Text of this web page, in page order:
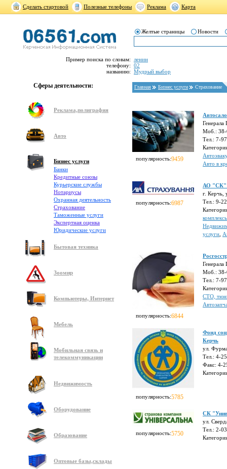
Сделать стартовой Полезные телефоны Реклама Карта
Желтые страницы Новости
Пример поиска по словам:
телефону:
названию:
ленин
02
Мудрый выбор
Сферы деятельности:
Реклама,полиграфия
Авто
Бизнес услуги
Банки
Кредитные союзы
Курьерские службы
Нотариусы
Охранная деятельность
Страхование
Таможенные услуги
Экспертная оценка
Юридические услуги
Бытовая техника
Зоомир
Компьютеры, Интернет
Мебель
Мобильная связь и
телекоммуникации
Недвижимость
Оборудование
Образование
Оптовые базы,склады
Главная Бизнес услуги Страхование
популярность:9459
Генерала
Моб.: 38-
Тел.: 7-
Авто в
популярность:6987
АО "СК"
г. Керчь,
Тел.: 9-
услуги
популярность:6844
Генерала
Моб.: 38-
Тел.: 7-
СТО,
популярность:5785
Фонд
Керчь
ул.
Тел.: 4-
Факс: 4-
популярность:5750
СК
ул.
Тел.: 2-